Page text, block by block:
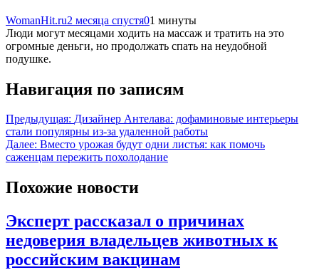
WomanHit.ru2 месяца спустя01 минуты
Люди могут месяцами ходить на массаж и тратить на это
огромные деньги, но продолжать спать на неудобной
подушке.
Навигация по записям
Предыдущая: Дизайнер Антелава: дофаминовые интерьеры
стали популярны из-за удаленной работы
Далее: Вместо урожая будут одни листья: как помочь
саженцам пережить похолодание
Похожие новости
Эксперт рассказал о причинах
недоверия владельцев животных к
российским вакцинам